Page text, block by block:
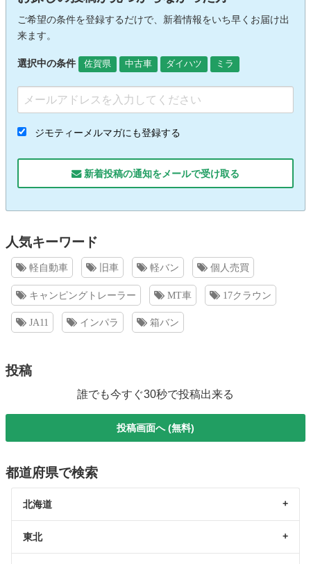
ご希望の条件を登録するだけで、新着情報をいち早くお届け出
来ます。
選択中の条件 佐賀県 中古車 ダイハツ ミラ
ジモティーメルマガにも登録する
新着投稿の通知をメールで受け取る
人気キーワード
軽自動車 旧車 軽バン 個人売買
キャンピングトレーラー MT車 17クラウン
JA11 インパラ 箱バン
投稿
誰でも今すぐ30秒で投稿出来る
投稿画面へ (無料)
都道府県で検索
北海道
東北